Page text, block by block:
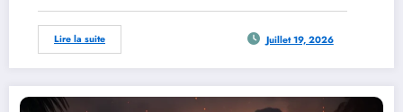
Lire la suite Juillet 19, 2026